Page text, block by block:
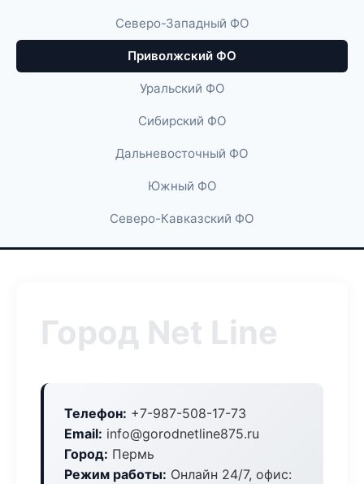
Северо-Западный ФО
Приволжский ФО
Уральский ФО
Сибирский ФО
Дальневосточный ФО
Южный ФО
Северо-Кавказский ФО
Город Net Line
Телефон: +7-987-508-17-73
Email: info@gorodnetline875.ru
Город: Пермь
Режим работы: Онлайн 24/7, офис: